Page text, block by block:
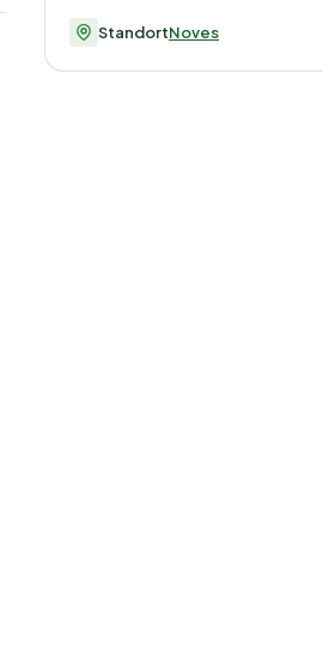
StandortNoves